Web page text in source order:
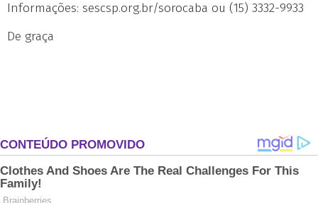
Informações: sescsp.org.br/sorocaba ou (15) 3332-9933
De graça